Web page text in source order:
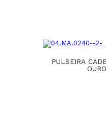
PULSEIRA